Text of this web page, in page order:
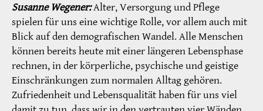
Susanne Wegener:Alter, Versorgung und Pflege
spielen für uns eine wichtige Rolle, vor allem auch mit
Blick auf den demografischen Wandel. Alle Menschen
können bereits heute mit einer längeren Lebensphase
rechnen, in der körperliche, psychische und geistige
Einschränkungen zum normalen Alltag gehören.
Zufriedenheit und Lebensqualität haben für uns viel